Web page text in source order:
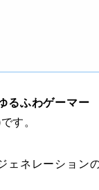
るふわゲーマー
す。
ェネレーション